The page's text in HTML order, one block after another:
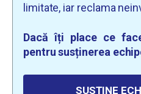
limitate, iar reclama
Dacă îți place ce
pentru susținerea
SUSȚINE